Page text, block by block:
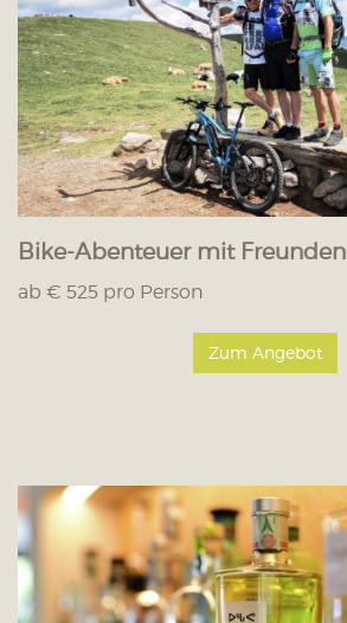
Bike-Abenteuer mit Freunden
ab € 525 pro Person
Zum Angebot